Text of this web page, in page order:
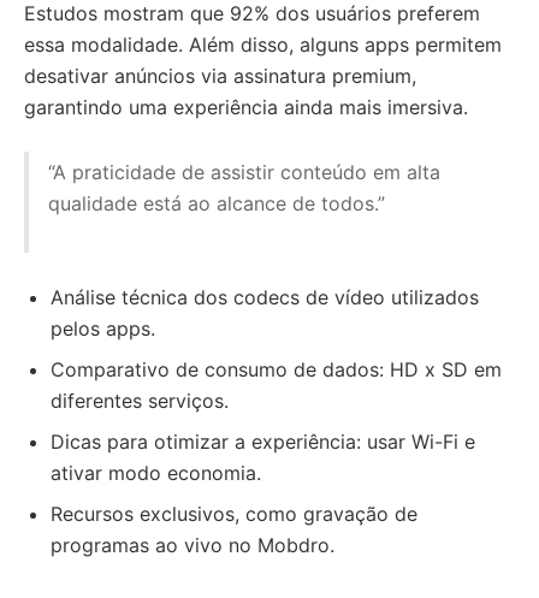
Estudos mostram que 92% dos usuários preferem
essa modalidade. Além disso, alguns apps permitem
desativar anúncios via assinatura premium,
garantindo uma experiência ainda mais imersiva.
“A praticidade de assistir conteúdo em alta
qualidade está ao alcance de todos.”
Análise técnica dos codecs de vídeo utilizados
pelos apps.
Comparativo de consumo de dados: HD x SD em
diferentes serviços.
Dicas para otimizar a experiência: usar Wi-Fi e
ativar modo economia.
Recursos exclusivos, como gravação de
programas ao vivo no Mobdro.